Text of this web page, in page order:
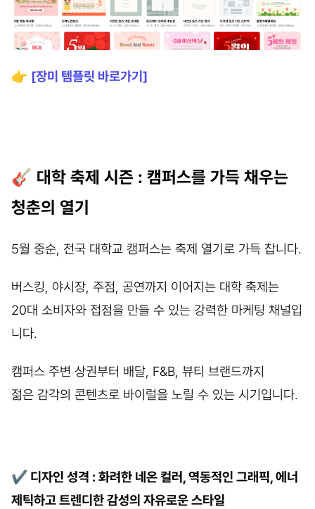
👉 [장미 템플릿 바로가기]
🎸 대학 축제 시즌 : 캠퍼스를 가득 채우는
청춘의 열기
5월 중순, 전국 대학교 캠퍼스는 축제 열기로 가득 찹니다.
버스킹, 야시장, 주점, 공연까지 이어지는 대학 축제는
20대 소비자와 접점을 만들 수 있는 강력한 마케팅 채널입
니다.
캠퍼스 주변 상권부터 배달, F&B, 뷰티 브랜드까지
젊은 감각의 콘텐츠로 바이럴을 노릴 수 있는 시기입니다.
✔ 디자인 성격 : 화려한 네온 컬러, 역동적인 그래픽, 에너
제틱하고 트렌디한 감성의 자유로운 스타일